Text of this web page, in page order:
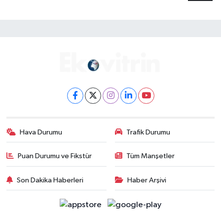
Hava Durumu Trafik Durumu
Puan Durumu ve Fikstür Tüm Manşetler
Son Dakika Haberleri Haber Arşivi